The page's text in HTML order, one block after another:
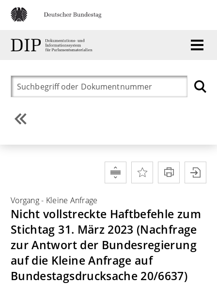
Vorgang- Kleine Anfrage
Nicht vollstreckte Haftbefehle zum
Stichtag 31. März 2023 (Nachfrage
zur Antwort der Bundesregierung
auf die Kleine Anfrage auf
Bundestagsdrucksache 20/6637)